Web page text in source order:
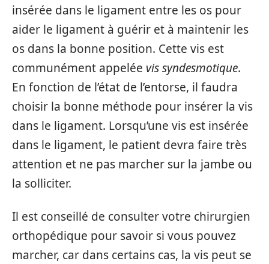
insérée dans le ligament entre les os pour
aider le ligament à guérir et à maintenir les
os dans la bonne position. Cette vis est
communément appelée vis syndesmotique.
En fonction de l’état de l’entorse, il faudra
choisir la bonne méthode pour insérer la vis
dans le ligament. Lorsqu’une vis est insérée
dans le ligament, le patient devra faire très
attention et ne pas marcher sur la jambe ou
la solliciter.
Il est conseillé de consulter votre chirurgien
orthopédique pour savoir si vous pouvez
marcher, car dans certains cas, la vis peut se